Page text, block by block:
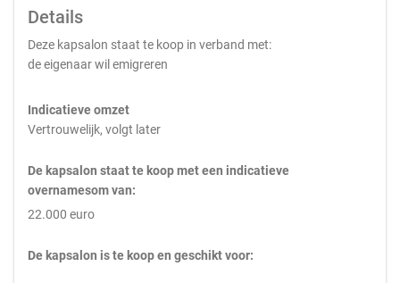
Details
Deze kapsalon staat te koop in verband met:
de eigenaar wil emigreren
Indicatieve omzet
Vertrouwelijk, volgt later
De kapsalon staat te koop met een indicatieve
overnamesom van:
22.000 euro
De kapsalon is te koop en geschikt voor: